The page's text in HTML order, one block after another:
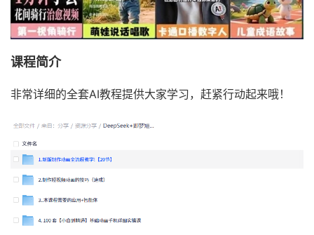
课程简介
非常详细的全套AI教程提供大家学习，赶紧行动起来哦！